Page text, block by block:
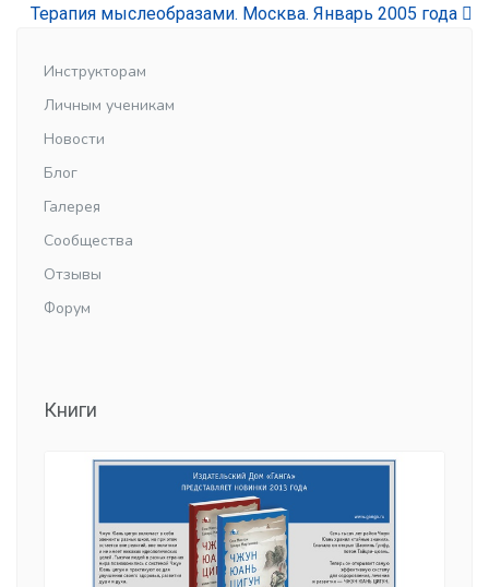
Терапия мыслеобразами. Москва. Январь 2005 года
Инструкторам
Личным ученикам
Новости
Блог
Галерея
Сообщества
Отзывы
Форум
Книги